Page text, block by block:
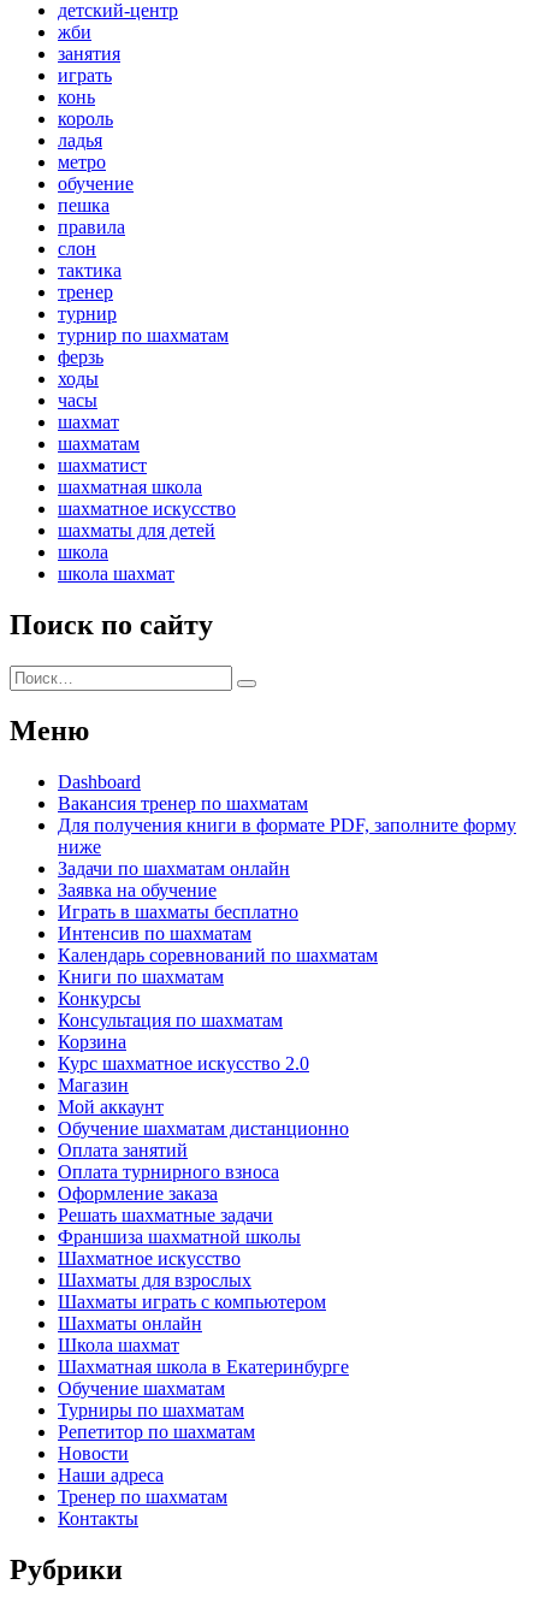
детский-центр
жби
занятия
играть
конь
король
ладья
метро
обучение
пешка
правила
слон
тактика
тренер
турнир
турнир по шахматам
ферзь
ходы
часы
шахмат
шахматам
шахматист
шахматная школа
шахматное искусство
шахматы для детей
школа
школа шахмат
Поиск по сайту
Искать:
Поиск
Меню
Dashboard
Вакансия тренер по шахматам
Для получения книги в формате PDF, заполните форму
ниже
Задачи по шахматам онлайн
Заявка на обучение
Играть в шахматы бесплатно
Интенсив по шахматам
Календарь соревнований по шахматам
Книги по шахматам
Конкурсы
Консультация по шахматам
Корзина
Курс шахматное искусство 2.0
Магазин
Мой аккаунт
Обучение шахматам дистанционно
Оплата занятий
Оплата турнирного взноса
Оформление заказа
Решать шахматные задачи
Франшиза шахматной школы
Шахматное искусство
Шахматы для взрослых
Шахматы играть с компьютером
Шахматы онлайн
Школа шахмат
Шахматная школа в Екатеринбурге
Обучение шахматам
Турниры по шахматам
Репетитор по шахматам
Новости
Наши адреса
Тренер по шахматам
Контакты
Рубрики